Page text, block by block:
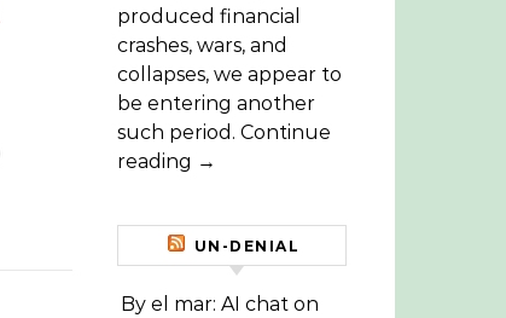
produced financial
crashes, wars, and
collapses, we appear to
be entering another
such period. Continue
reading →
UN-DENIAL
By el mar: AI chat on